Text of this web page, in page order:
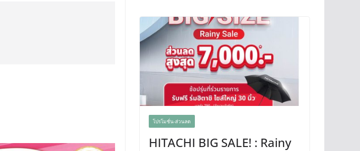
โปรโมชั่น-ส่วนลด
HITACHI BIG SALE! : Rainy